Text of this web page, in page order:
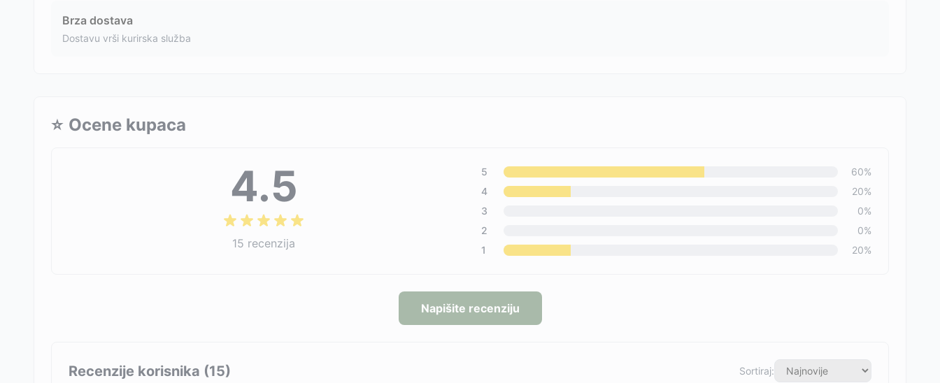
Brza dostava
Dostavu vrši kurirska služba
⭐ Ocene kupaca
4.5
15 recenzija
5 60%
4
20%
3
0%
2
0%
1
20%
Napišite recenziju
Recenzije korisnika (15) Sortiraj: